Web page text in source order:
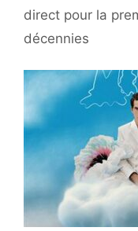
direct pour la
décennies